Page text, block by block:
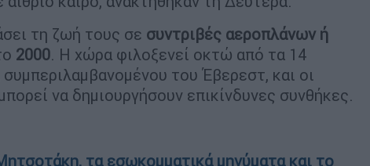
τη ζωή τους σε συντριβές αεροπλάνων ή
2000. Η χώρα φιλοξενεί οκτώ από τα 14
του Έβερεστ, και οι
να δημιουργήσουν επικίνδυνες συνθήκες.
τα εσωκομματικά μηνύματα και το